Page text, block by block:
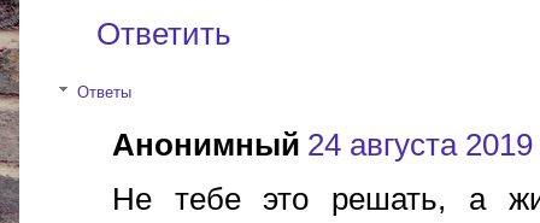
Ответить
Ответы
Анонимный 24 августа 2019
Не тебе это решать, а